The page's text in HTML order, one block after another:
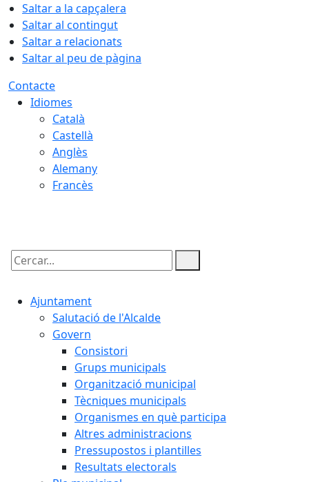
Saltar a la capçalera
Saltar al contingut
Saltar a relacionats
Saltar al peu de pàgina
Contacte
Idiomes
Català
Castellà
Anglès
Alemany
Francès
Cercar:
Ajuntament
Salutació de l'Alcalde
Govern
Consistori
Grups municipals
Organització municipal
Tècniques municipals
Organismes en què participa
Altres administracions
Pressupostos i plantilles
Resultats electorals